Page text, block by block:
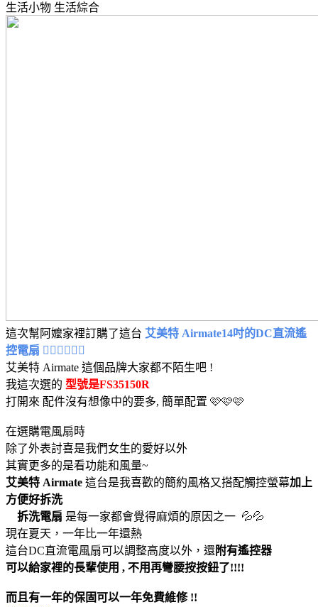
生活小物 生活綜合
這次幫阿嬤家裡訂購了這台 艾美特 Airmate14吋的DC直流遙
控電扇 😶‍🌫️😶‍🌫️😶‍🌫️
艾美特 Airmate 這個品牌大家都不陌生吧 !
我這次選的 型號是FS35150R
打開來 配件沒有想像中的要多, 簡單配置 🩷🩷🩷
在選購電風扇時
除了外表討喜是我們女生的愛好以外
其實更多的是看功能和風量~
艾美特 Airmate 這台是我喜歡的簡約風格又搭配觸控螢幕加上
方便好拆洗
拆洗電扇 是每一家都會覺得麻煩的原因之一 💦💦
現在夏天，一年比一年還熱
這台DC直流電風扇可以調整高度以外，還附有遙控器
可以給家裡的長輩使用 , 不用再彎腰按按鈕了!!!!
而且有一年的保固可以一年免費維修 !!